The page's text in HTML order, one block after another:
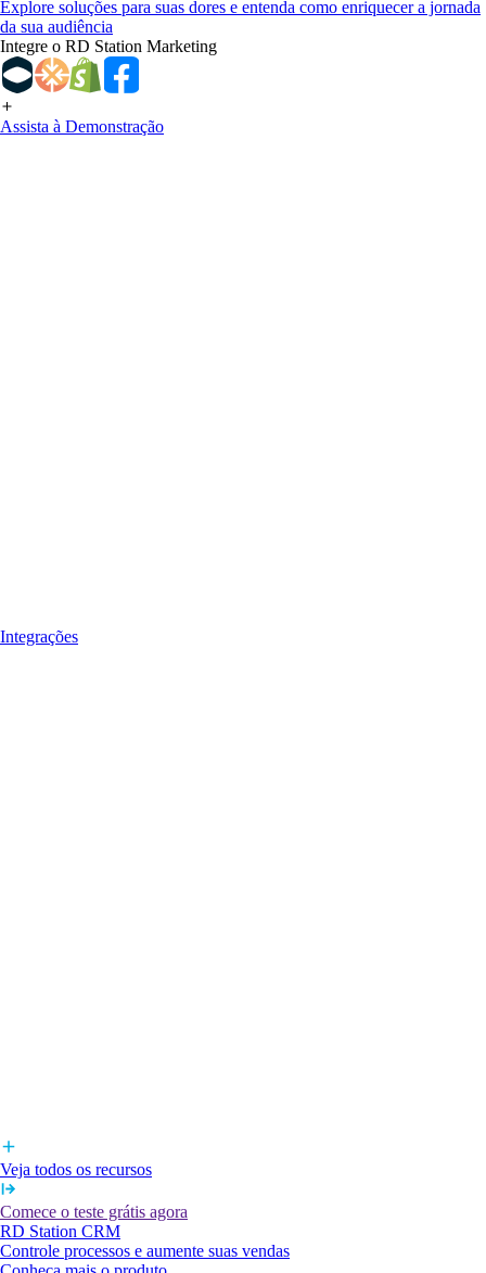
Explore soluções para suas dores e entenda como enriquecer a jornada
da sua audiência
Integre o RD Station Marketing
Assista à Demonstração
Integrações
Veja todos os recursos
Comece o teste grátis agora
RD Station CRM
Controle processos e aumente suas vendas